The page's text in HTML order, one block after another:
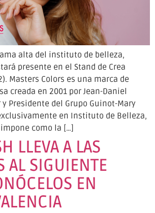
alta del instituto de belleza,
presente en el Stand de Crea
Masters Colors es una marca de
creada en 2001 por Jean-Daniel
Presidente del Grupo Guinot-Mary
en Instituto de Belleza,
como la […]
LLEVA A LAS
AL SIGUIENTE
EN